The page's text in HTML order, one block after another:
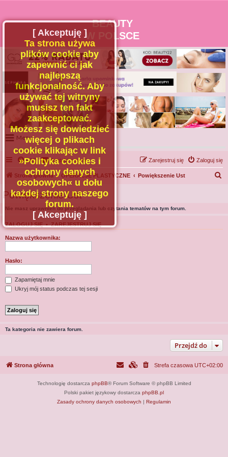
BEAUTY
W POLSCE
Menu
Portal
Facebook
Regulamin
Zapytaj administratora
Kontakt
FAQ Kontakt z nami Zaloguj się
Zarejestruj się
Strona główna OPERACJE PLASTYCZNE Powiększenie Ust
Powiększenie Ust
Nie masz uprawnień do przeglądania lub czytania tematów na tym forum.
ZALOGUJ SIĘ•ZAREJESTRUJ SIĘ
Nazwa użytkownika:
Hasło:
Zapamiętaj mnie
Ukryj mój status podczas tej sesji
Ta kategoria nie zawiera forum.
Przejdź do
[ Akceptuję ]
Ta strona używa
plików cookie aby
zapewnić ci jak
najlepszą
funkcjonalność. Aby
używać tej witryny
musisz ten fakt
zaakceptować.
Możesz się dowiedzieć
więcej o plikach
cookie klikając w link
»Polityka cookies i
ochrony danych
osobowych« u dołu
każdej strony naszego
forum.
[ Akceptuję ]
Strona główna Strefa czasowa UTC+02:00
Technologię dostarcza phpBB® Forum Software © phpBB Limited
Polski pakiet językowy dostarcza phpBB.pl
Zasady ochrony danych osobowych | Regulamin